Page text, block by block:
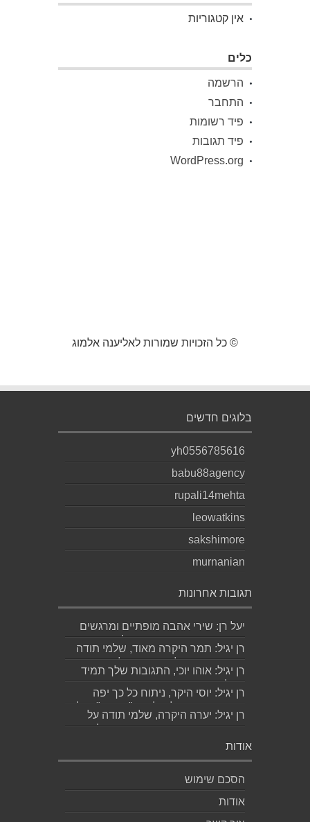
אין קטגוריות
כלים
הרשמה
התחבר
פיד רשומות
פיד תגובות
WordPress.org
© כל הזכויות שמורות לאליענה אלמוג
בלוגים חדשים
yh0556785616
babu88agency
rupali14mehta
leowatkins
sakshimore
murnanian
תגובות אחרונות
יעל רן: שירי אהבה מופתיים ומרגשים
עד מאוד כפי שרק גד יודע לכתוב
תודה...
רן יגיל: תמר היקרה מאוד, שלמי תודה
ואמסור כמובן לגד. שבת שלום...
רן יגיל: אוהו יוכי, התגובות שלך תמיד
מאלפות בינה והן יצירה בפני עצמה....
רן יגיל: יוסי היקר, ניתוח כל כך יפה
ומדויק, ממש קולע, לשיר "השקה". של...
רן יגיל: יערה היקרה, שלמי תודה על
התגובה האישית והיפה. אמסור לגדי....
אודות
הסכם שימוש
אודות